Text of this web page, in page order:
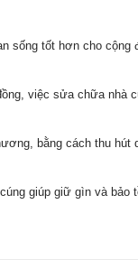
sống tốt hơn cho cộng
việc sửa chữa nhà
bằng cách thu hút
giúp giữ gìn và bảo